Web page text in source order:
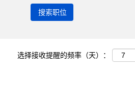
选择接收提醒的频率（天）：